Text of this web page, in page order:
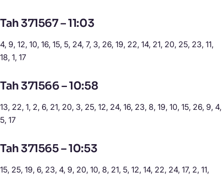
Tah 371567 – 11:03
4, 9, 12, 10, 16, 15, 5, 24, 7, 3, 26, 19, 22, 14, 21, 20, 25, 23, 11,
18, 1, 17
Tah 371566 – 10:58
13, 22, 1, 2, 6, 21, 20, 3, 25, 12, 24, 16, 23, 8, 19, 10, 15, 26, 9, 4,
5, 17
Tah 371565 – 10:53
15, 25, 19, 6, 23, 4, 9, 20, 10, 8, 21, 5, 12, 14, 22, 24, 17, 2, 11,